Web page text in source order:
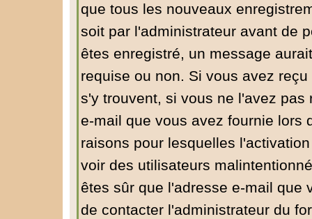
que tous les nouveaux
soit par l'administrateur avant de
êtes enregistré, un message
requise ou non. Si vous avez
s'y trouvent, si vous ne l'avez
e-mail que vous avez fournie lors
raisons pour lesquelles
voir des utilisateurs
êtes sûr que l'adresse e-mail que
de contacter l'administrateur du